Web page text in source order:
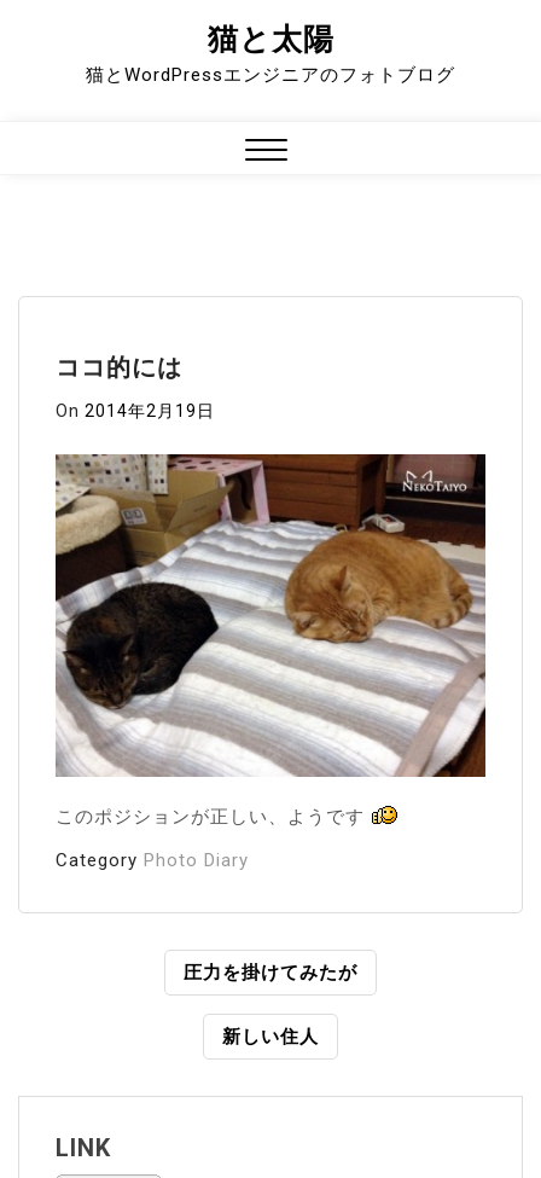
猫と太陽
猫とWordPressエンジニアのフォトブログ
ココ的には
On 2014年2月19日
このポジションが正しい、ようです
Category Photo Diary
ビ
ゲ
圧力を掛けてみたが
新しい住人
LINK